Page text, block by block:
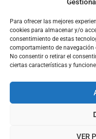
Para ofrecer las mejores
cookies para almacenar y/o
consentimiento de estas
comportamiento de navegación
No consentir o retirar el
ciertas características y
VER
© Todos los derechos